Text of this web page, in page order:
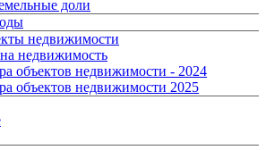
доли
недвижимости
недвижимость
объектов недвижимости - 2024
объектов недвижимости 2025